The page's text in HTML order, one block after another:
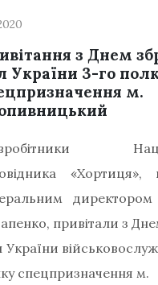
з Днем
України 3-го
м.
привітали з
України
спецпризначення м.